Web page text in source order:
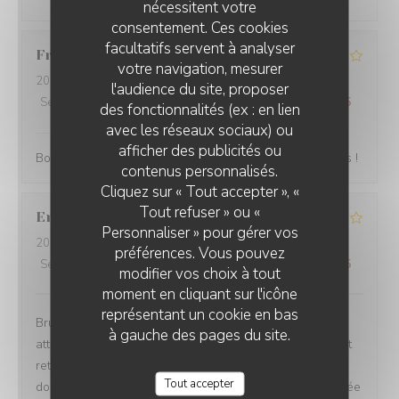
nécessitent votre
consentement. Ces cookies
facultatifs servent à analyser
votre navigation, mesurer
l'audience du site, proposer
des fonctionnalités (ex : en lien
avec les réseaux sociaux) ou
afficher des publicités ou
contenus personnalisés.
Cliquez sur « Tout accepter », «
Tout refuser » ou «
Personnaliser » pour gérer vos
préférences. Vous pouvez
modifier vos choix à tout
moment en cliquant sur l'icône
représentant un cookie en bas
à gauche des pages du site.
Tout accepter
Frank
2025-10-25
- 19:15 - Couverts 4
Service
Ambiance : Cuisine : /5 Qualité / Prix /5
Quindici Trattoria Rouen a répondu à cet avis
Bonjour Frank, Merci beaucoup pour votre note 4 étoiles !
Emilie
2025-10-19
- 13:15 - Couverts 2
Service
Ambiance Cuisine 4/5 Qualité / Prix /5
Brunch dans un cadre agréable avec de bons produits
attention à l’heure d’arrivée car les plats et entrées sont
retirés à 14h et les réservations vont jusqu’à 13h30
dommage car c’est moins évident de profiter, qui est l’idée
QUINDICI TRATTORIA ROUEN